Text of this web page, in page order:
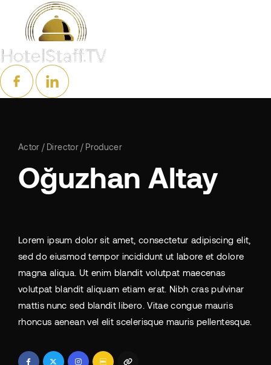
Actor Director Producer
Oğuzhan Altay
Lorem ipsum dolor sit amet, consectetur adipiscing elit,
sed do eiusmod tempor incididunt ut labore et dolore
magna aliqua. Ut enim blandit volutpat maecenas
volutpat blandit aliquam etiam erat. Nibh cras pulvinar
mattis nunc sed blandit libero. Vitae congue mauris
rhoncus aenean vel elit scelerisque mauris pellentesque.